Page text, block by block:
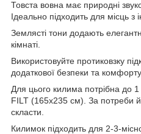
Товста вовна має природні
Ідеально підходить для місць
Землясті тони додають
кімнаті.
Використовуйте протиковзку
додаткової безпеки та комфорту.
Для цього килима потрібна до 1
FILT (165x235 см). За потреби
скласти.
Килимок підходить для 2-3-